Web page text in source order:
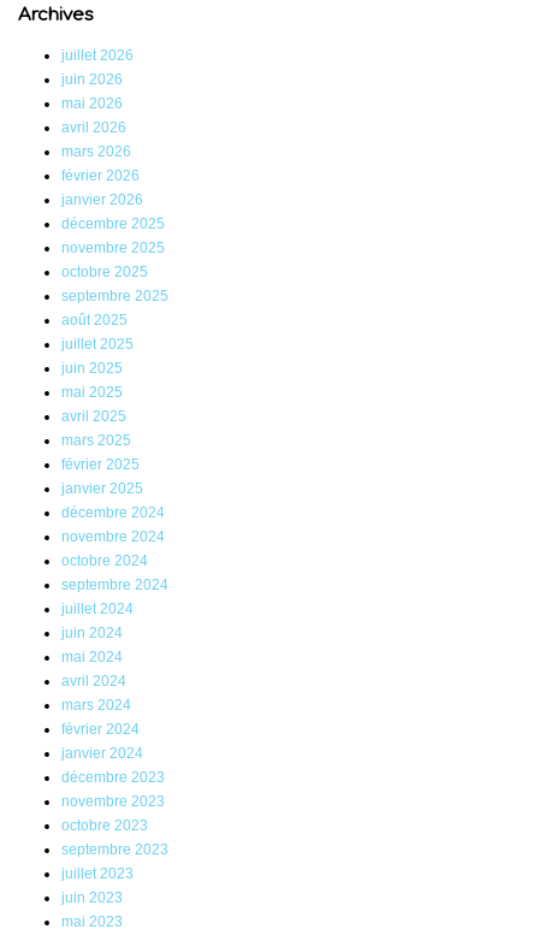
Archives
juillet 2026
juin 2026
mai 2026
avril 2026
mars 2026
février 2026
janvier 2026
décembre 2025
novembre 2025
octobre 2025
septembre 2025
août 2025
juillet 2025
juin 2025
mai 2025
avril 2025
mars 2025
février 2025
janvier 2025
décembre 2024
novembre 2024
octobre 2024
septembre 2024
juillet 2024
juin 2024
mai 2024
avril 2024
mars 2024
février 2024
janvier 2024
décembre 2023
novembre 2023
octobre 2023
septembre 2023
juillet 2023
juin 2023
mai 2023